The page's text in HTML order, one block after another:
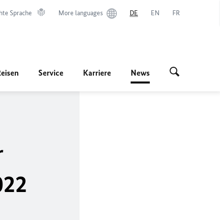
Sprache More languages DE EN FR
Service Karriere News